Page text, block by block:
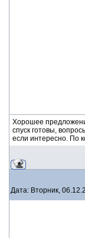
Хорошее
спуск готовы,
если интересно. По
Дата: Вторник,